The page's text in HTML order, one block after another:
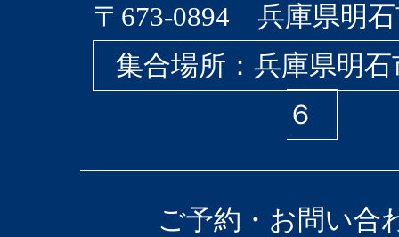
〒673-0894 兵庫県明石
集合場所：兵庫県明
６
ご予約・お問い合